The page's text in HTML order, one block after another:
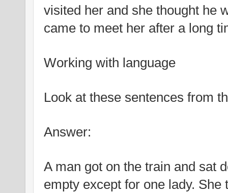
visited her and she thought he
came to meet her after a long
Working with language
Look at these sentences from
Answer:
A man got on the train and sat
empty except for one lady.